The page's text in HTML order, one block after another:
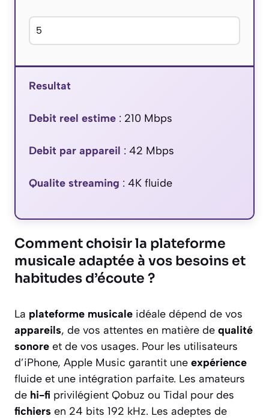
Resultat
Debit reel estime : 210 Mbps
Debit par appareil : 42 Mbps
Qualite streaming : 4K fluide
Comment choisir la plateforme
musicale adaptée à vos besoins et
habitudes d’écoute ?
La plateforme musicale idéale dépend de vos
appareils, de vos attentes en matière de qualité
sonore et de vos usages. Pour les utilisateurs
d’iPhone, Apple Music garantit une expérience
fluide et une intégration parfaite. Les amateurs
de hi-fi privilégient Qobuz ou Tidal pour des
fichiers en 24 bits 192 kHz. Les adeptes de